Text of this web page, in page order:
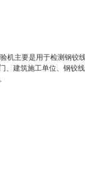
机主要是用于检测钢铰
、建筑施工单位、钢铰